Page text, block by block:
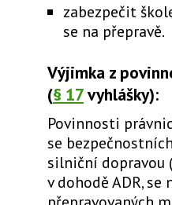
zabezpečit
se na přepravě.
Výjimka z
(§ 17vyhlášky):
Povinnosti
se
silniční dopravou
v dohodě ADR,